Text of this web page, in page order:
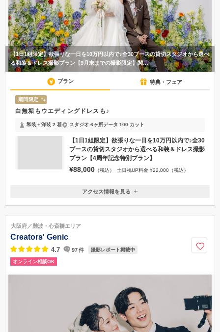
【1日1組限定】欲張りな一日を10万円以内で♪全30ブースの貸切スタジオから選べ
る和装＆ドレス撮影プラン【9月末までの撮影限定】関…
プラン 特典・フェア
期間限定
白無垢もウエディングドレスも♪
和装＋洋装 2 着 スタジオ 6ヶ所データ 100 カット
【1日1組限定】欲張りな一日を10万円以内で♪全30
ブースの貸切スタジオから選べる和装＆ドレス撮影
プラン【4周年記念特別プラン】
¥88,000 （税込） 土日祝UP料金 ¥22,000（税込）
大阪府大阪市中央区大阪城3-1 JO-TERRACEOSAKA Eテラス
06-4790-8880
アクセス情報を見る
大阪府／難波・心斎橋エリア
Creators' Genic
4.7 97件 撮影レポート掲載中
オンライン相談OK